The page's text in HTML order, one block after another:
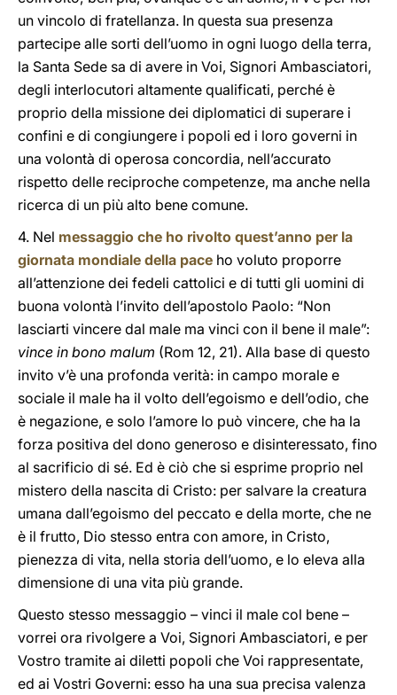
un vincolo di fratellanza. In questa sua presenza
partecipe alle sorti dell’uomo in ogni luogo della terra,
la Santa Sede sa di avere in Voi, Signori Ambasciatori,
degli interlocutori altamente qualificati, perché è
proprio della missione dei diplomatici di superare i
confini e di congiungere i popoli ed i loro governi in
una volontà di operosa concordia, nell’accurato
rispetto delle reciproche competenze, ma anche nella
ricerca di un più alto bene comune.
4. Nel messaggio che ho rivolto quest’anno per la
giornata mondiale della pace ho voluto proporre
all’attenzione dei fedeli cattolici e di tutti gli uomini di
buona volontà l’invito dell’apostolo Paolo: “Non
lasciarti vincere dal male ma vinci con il bene il male”:
vince in bono malum (Rom 12, 21). Alla base di questo
invito v’è una profonda verità: in campo morale e
sociale il male ha il volto dell’egoismo e dell’odio, che
è negazione, e solo l’amore lo può vincere, che ha la
forza positiva del dono generoso e disinteressato, fino
al sacrificio di sé. Ed è ciò che si esprime proprio nel
mistero della nascita di Cristo: per salvare la creatura
umana dall’egoismo del peccato e della morte, che ne
è il frutto, Dio stesso entra con amore, in Cristo,
pienezza di vita, nella storia dell’uomo, e lo eleva alla
dimensione di una vita più grande.
Questo stesso messaggio – vinci il male col bene –
vorrei ora rivolgere a Voi, Signori Ambasciatori, e per
Vostro tramite ai diletti popoli che Voi rappresentate,
ed ai Vostri Governi: esso ha una sua precisa valenza